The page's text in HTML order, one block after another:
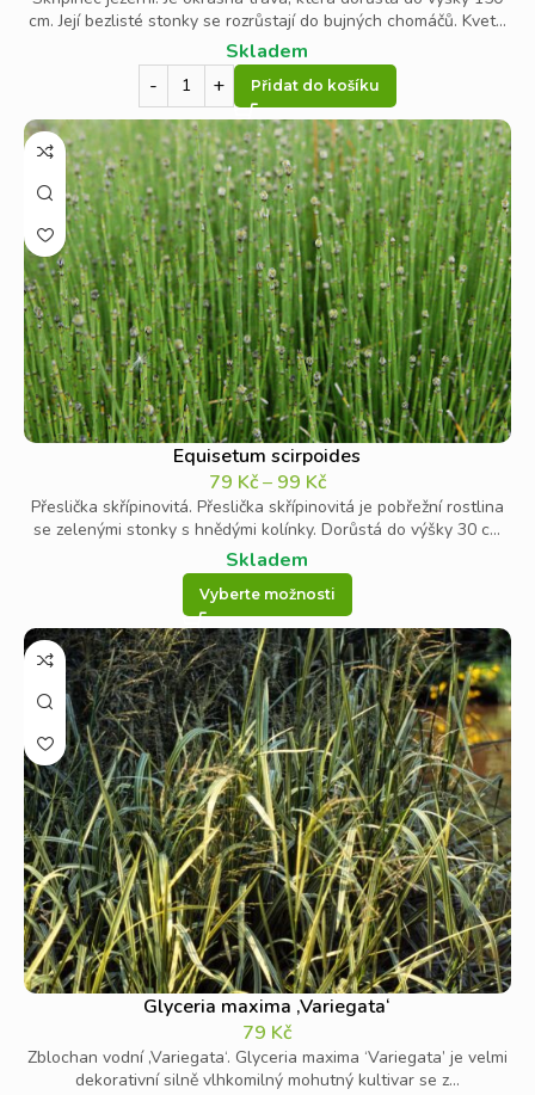
rostliny do jezírek jsou zcela ponořené. Jinou kategorií jsou
plovoucí rostliny do jezírka
, potom samozřejmě ještě
stojí za zmínkurůzné vodní traviny, které mají často
dekorativní funkci.
cm. Její bezlisté stonky se rozrůstají do bujných chomáčů. Kvet...
Skladem
Přidat do košíku
Equisetum scirpoides
79 Kč– 99 Kč
Přeslička skřípinovitá. Přeslička skřípinovitá je pobřežní rostlina
se zelenými stonky s hnědými kolínky. Dorůstá do výšky 30 c...
Skladem
Vyberte možnosti
Glyceria maxima ‚Variegata‘
79 Kč
Zblochan vodní ‚Variegata‘. Glyceria maxima ‘Variegata’ je velmi
dekorativní silně vlhkomilný mohutný kultivar se z...